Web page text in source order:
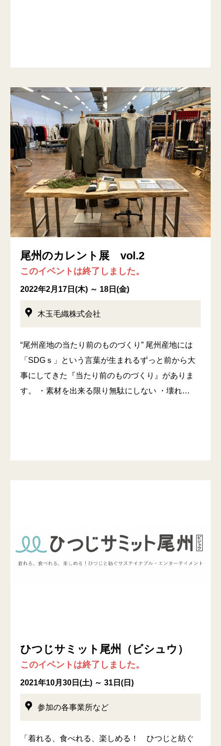
尾州のカレント展 vol.2
このイベントは終了しました。
2022年2月17日(木) ～ 18日(金)
木玉毛織株式会社
“尾州産地の当たり前のものづくり” 尾州産地には
「SDGｓ」という言葉が生まれるずっと前から大
事にしてきた『当たり前のものづくり』がありま
す。 ・素材を出来る限り無駄にしない ・壊れ…
ひつじサミット尾州（ビシュウ）
このイベントは終了しました。
2021年10月30日(土) ～ 31日(日)
参加の各事業所など
「着れる、食べれる、楽しめる！ ひつじと紡ぐ